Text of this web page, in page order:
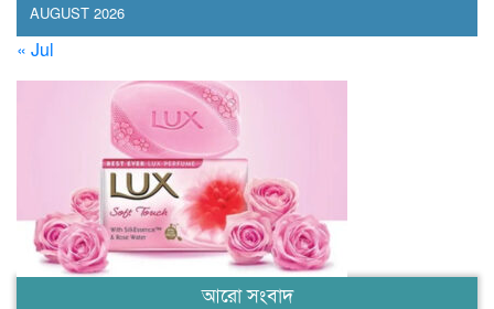
AUGUST 2026
« Jul
আরো সংবাদ